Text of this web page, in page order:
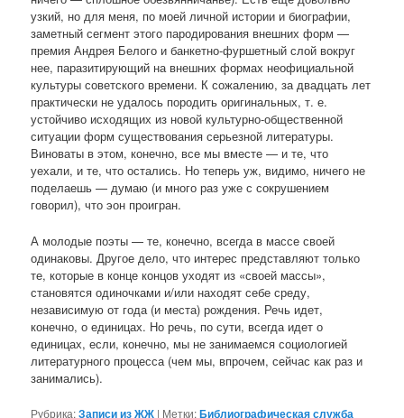
узкий, но для меня, по моей личной истории и биографии,
заметный сегмент этого пародирования внешних форм —
премия Андрея Белого и банкетно-фуршетный слой вокруг
нее, паразитирующий на внешних формах неофициальной
культуры советского времени. К сожалению, за двадцать лет
практически не удалось породить оригинальных, т. е.
устойчиво исходящих из новой культурно-общественной
ситуации форм существования серьезной литературы.
Виноваты в этом, конечно, все мы вместе — и те, что
уехали, и те, что остались. Но теперь уж, видимо, ничего не
поделаешь — думаю (и много раз уже с сокрушением
говорил), что эон проигран.
А молодые поэты — те, конечно, всегда в массе своей
одинаковы. Другое дело, что интерес представляют только
те, которые в конце концов уходят из «своей массы»,
становятся одиночками и/или находят себе среду,
независимую от года (и места) рождения. Речь идет,
конечно, о единицах. Но речь, по сути, всегда идет о
единицах, если, конечно, мы не занимаемся социологией
литературного процесса (чем мы, впрочем, сейчас как раз и
занимались).
Рубрика:Записи из ЖЖ | Метки:Библиографическая служба